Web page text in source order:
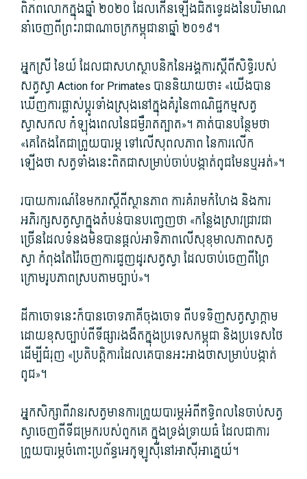
ពិភពលោក​ក្នុង​ឆ្នាំ ​២០២០ ដែល​កើនឡើង​ជិត​ទ្វេ​ដង​នៃ​បរិមាណ​
នាំ​ចេញ​ពី​ព្រះរាជាណាចក្រ​កម្ពុជា​នាឆ្នាំ ២០១៩។
អ្នកស្រី ខៃយ៍ ដែលជាសហស្ថាបនិកនៃអង្គការស្តីពីសិទ្ធិរបស់
សត្វស្វា Action for Primates បាននិយាយថា៖ «យើងបាន
ឃើញការផ្លាស់ប្តូរទាំងស្រុងនៅក្នុងគំរូនៃពាណិជ្ជកម្មសត្វ
ស្វាសកល កំឡុងពេលនៃជម្ងឺរាតត្បាត»។ គាត់បានបន្ថែមថា
«គេតែងតែជាព្រួយបារម្ភ ទៅលើសុពលភាព នៃការលើក
ឡើងថា សត្វទាំងនេះពិតជាសម្រាប់ចាប់បង្កាត់ពូជមែនឬអត់»។
របាយការណ៍ខែមករាស្តីពីស្ថានភាព ការគំរាមកំហែង និងការ
អភិរក្សសត្វស្វាក្នុងតំបន់បានបញ្ចេញថា «កន្លែងស្រាវជ្រាវជា
ច្រើនដែលទំនងមិនបានផ្តល់អាទិភាពលើសុខុមាលភាពសត្វ
ស្វា កំពុងតែវ៉ៃចេញការជួញដូរសត្វស្វា ដែលចាប់ចេញពីព្រៃ
ក្រោមរូបភាពស្របតាមច្បាប់»។
ដីកា​ចោទ​នេះ​ក៏​បាន​ចោទ​ភាគីចុងចោទ ពីបទ​ទិញ​សត្វ​ស្វា​ក្តាម
ដោយ​ខុស​ច្បាប់​ពី​ទីផ្សារ​ងងឹត​ក្នុង​ប្រទេស​កម្ពុជា និង​ប្រទេស​ថៃ
ដើម្បី​ជំរុញ ​«ប្រតិបត្តិការ​ដែលគេ​បាន​អះអាងថាសម្រាប់បង្កាត់​
ពូជ»។
អ្នកសិក្សាពីវានរសត្វមានការព្រួយបារម្ភអំពីឥទ្ធិពលនៃចាប់សត្វ
ស្វាចេញពីទីជម្រករបស់ពួកគេ ក្នុងទ្រង់ទ្រាយធំ ដែលជាការ
ព្រួយបារម្ភចំពោះប្រព័ន្ធអេកូឡូស៊ីនៅអាស៊ីអាគ្នេយ៍។